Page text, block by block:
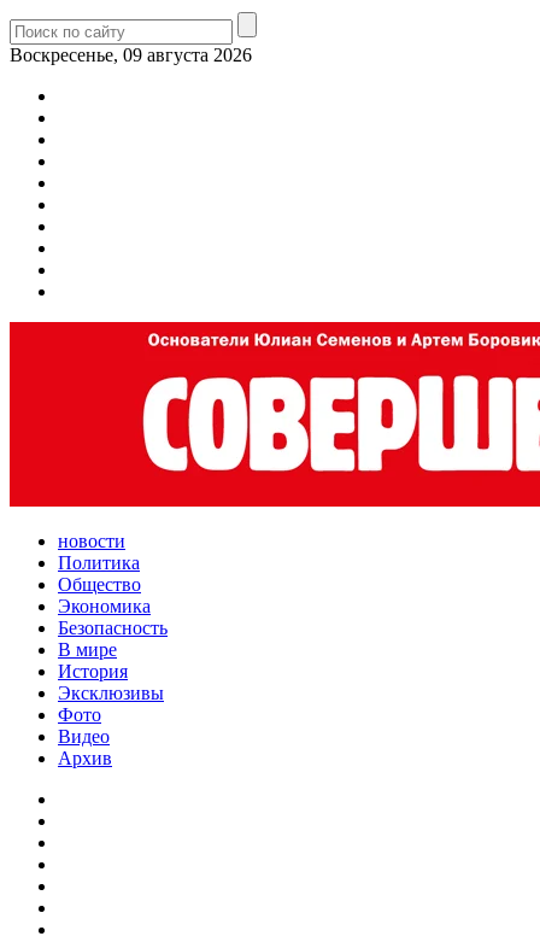
Воскресенье, 09 августа 2026
новости
Политика
Общество
Экономика
Безопасность
В мире
История
Эксклюзивы
Фото
Видео
Архив